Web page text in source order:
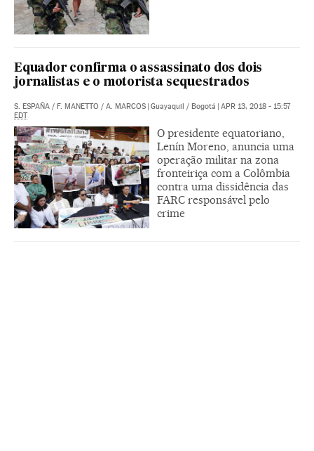
Equador confirma o assassinato dos dois
jornalistas e o motorista sequestrados
S. ESPAÑA / F. MANETTO / A. MARCOS | Guayaquil / Bogotá | APR 13, 2018 - 15:57
EDT
O presidente equatoriano,
Lenín Moreno, anuncia uma
operação militar na zona
fronteiriça com a Colômbia
contra uma dissidência das
FARC responsável pelo
crime